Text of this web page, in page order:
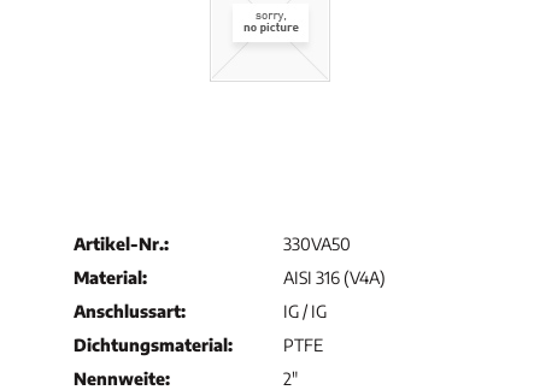
Artikel-Nr.:
330VA50
Material:
AISI 316 (V4A)
Anschlussart:
IG / IG
Dichtungsmaterial:
PTFE
Nennweite:
2"